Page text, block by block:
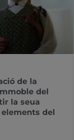
de la
del
la seua
del